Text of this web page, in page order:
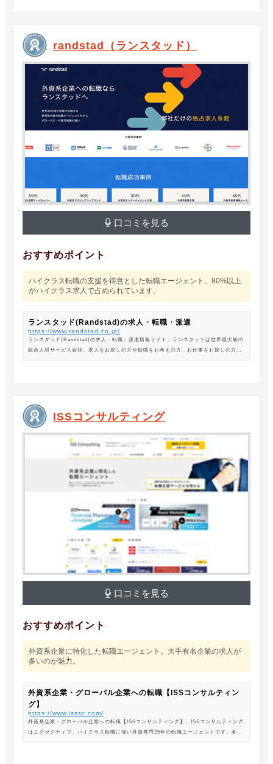
randstad（ランスタッド）
口コミを見る
おすすめポイント
ハイクラス転職の支援を得意とした転職エージェント。80%以上
がハイクラス求人で占められています。
ランスタッド(Randstad)の求人・転職・派遣
https://www.randstad.co.jp/
ランスタッド(Randstad)の求人・転職・派遣情報サイト。ランスタッドは世界最大級の
総合人材サービス会社。求人をお探しの方や転職をお考えの方、お仕事をお探しの方に
ISSコンサルティング
口コミを見る
おすすめポイント
外資系企業に特化した転職エージェント。大手有名企業の求人が
多いのが魅力。
外資系企業・グローバル企業への転職【ISSコンサルティン
グ】
https://www.isssc.com/
外資系企業・グローバル企業への転職【ISSコンサルティング】。ISSコンサルティング
はエグゼクティブ、ハイクラス転職に強い外資専門25年の転職エージェントです。各業